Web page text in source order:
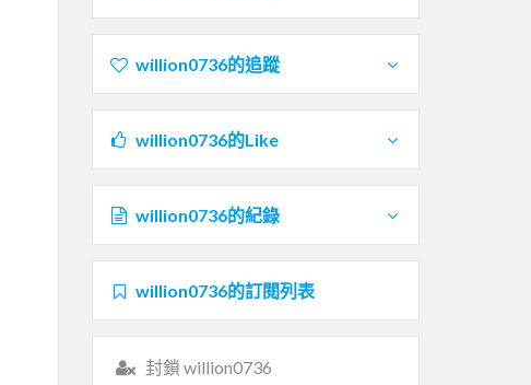
willion0736的追蹤
willion0736的Like
willion0736的紀錄
willion0736的訂閱列表
封鎖 willion0736